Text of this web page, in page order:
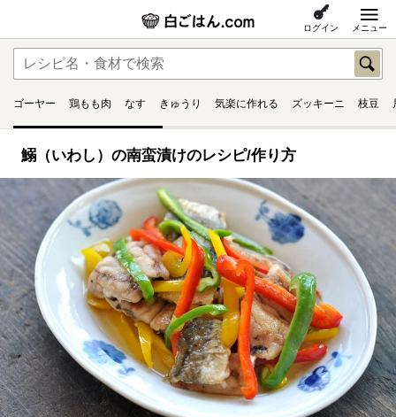
ログイン メニュー
ゴーヤー 鶏もも肉 なす きゅうり 気楽に作れる ズッキーニ 枝豆
鰯（いわし）の南蛮漬けのレシピ/作り方